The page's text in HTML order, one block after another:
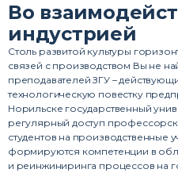
Во
индустрией
Столь развитой культуры
связей с производством Вы не
преподавателей ЗГУ –
технологическую повестку
Норильске государственный
регулярный доступ
студентов на производственные
формируются компетенции в
и реинжиниринга процессов на